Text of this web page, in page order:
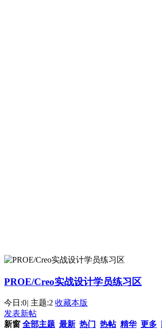
PROE/Creo实战设计学员练习区
今日:0| 主题:2 收藏本版
发表新帖
新窗 全部主题 最新 热门 热帖 精华 更多